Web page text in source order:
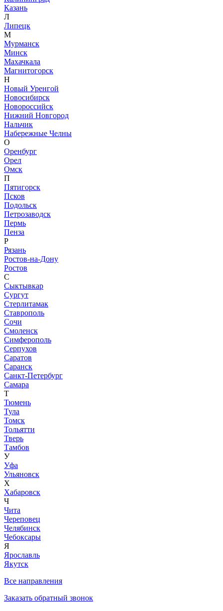
Казань
Л
Липецк
М
Мурманск
Минск
Махачкала
Магнитогорск
Н
Новый Уренгой
Новосибирск
Новороссийск
Нижний Новгород
Нальчик
Набережные Челны
О
Оренбург
Орел
Омск
П
Пятигорск
Псков
Подольск
Петрозаводск
Пермь
Пенза
Р
Рязань
Ростов-на-Дону
Ростов
С
Сыктывкар
Сургут
Стерлитамак
Ставрополь
Сочи
Смоленск
Симферополь
Серпухов
Саратов
Саранск
Санкт-Петербург
Самара
Т
Тюмень
Тула
Томск
Тольятти
Тверь
Тамбов
У
Уфа
Ульяновск
Х
Хабаровск
Ч
Чита
Череповец
Челябинск
Чебоксары
Я
Ярославль
Якутск
Все направления
Заказать обратный звонок